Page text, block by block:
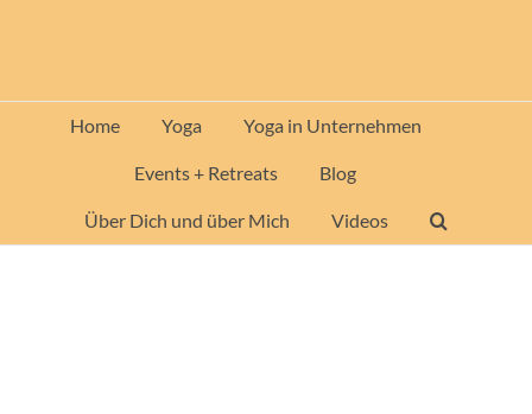
Home Yoga Yoga in Unternehmen
Events + Retreats Blog
Über Dich und über Mich Videos